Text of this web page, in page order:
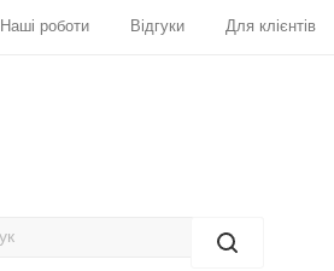
Наші роботи Відгуки Для клієнтів